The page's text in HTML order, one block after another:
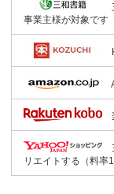
事業主様が対象です
リエイトする（料率